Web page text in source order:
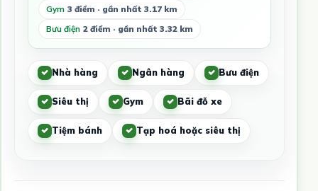
Gym 3 điểm · gần nhất 3.17 km
Bưu điện 2 điểm · gần nhất 3.32 km
Nhà hàng Ngân hàng Bưu điện
Siêu thị Gym Bãi đỗ xe
Tiệm bánh Tạp hoá hoặc siêu thị